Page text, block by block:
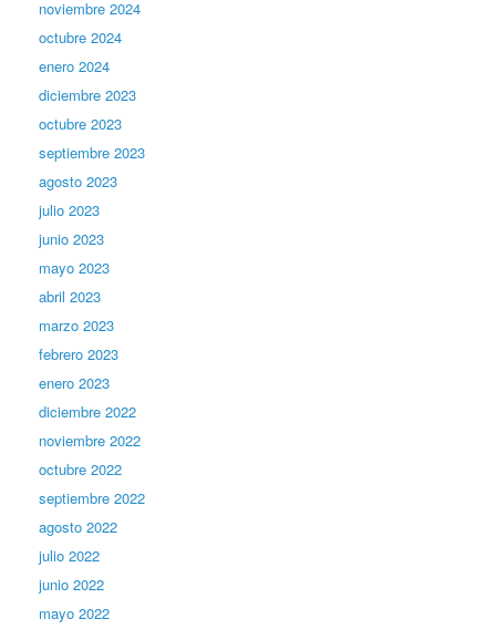
noviembre 2024
octubre 2024
enero 2024
diciembre 2023
octubre 2023
septiembre 2023
agosto 2023
julio 2023
junio 2023
mayo 2023
abril 2023
marzo 2023
febrero 2023
enero 2023
diciembre 2022
noviembre 2022
octubre 2022
septiembre 2022
agosto 2022
julio 2022
junio 2022
mayo 2022